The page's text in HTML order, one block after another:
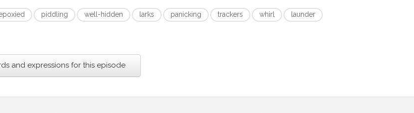
piddling well-hidden larks panicking trackers whirl
launder
and expressions for this episode